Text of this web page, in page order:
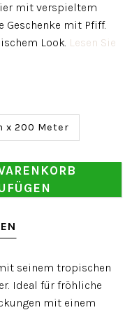
mit verspieltem
Geschenke mit Pfiff.
Look. Lesen Sie
x 200 Meter
seinem tropischen
Ideal für fröhliche
mit einem